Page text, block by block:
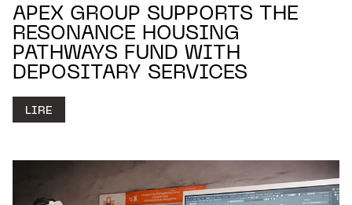
APEX GROUP SUPPORTS THE
RESONANCE HOUSING
PATHWAYS FUND WITH
DEPOSITARY SERVICES
LIRE